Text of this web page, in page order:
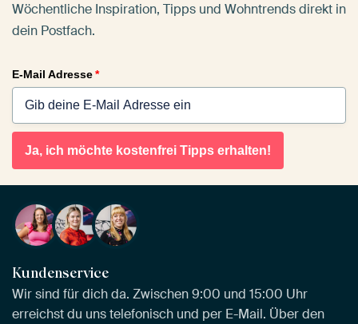
Wöchentliche Inspiration, Tipps und Wohntrends direkt in
dein Postfach.
E-Mail Adresse*
Ja, ich möchte kostenfrei Tipps erhalten!
Kundenservice
Wir sind für dich da. Zwischen 9:00 und 15:00 Uhr
erreichst du uns telefonisch und per E-Mail. Über den